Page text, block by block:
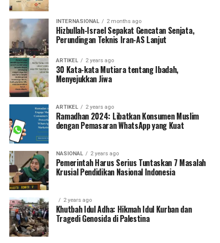
INTERNASIONAL 2 months ago
Hizbullah-Israel Sepakat Gencatan Senjata,
Perundingan Teknis Iran-AS Lanjut
ARTIKEL 2 years ago
30 Kata-kata Mutiara tentang Ibadah,
Menyejukkan Jiwa
ARTIKEL 2 years ago
Ramadhan 2024: Libatkan Konsumen Muslim
dengan Pemasaran WhatsApp yang Kuat
NASIONAL 2 years ago
Pemerintah Harus Serius Tuntaskan 7 Masalah
Krusial Pendidikan Nasional Indonesia
2 years ago
Khutbah Idul Adha: Hikmah Idul Kurban dan
Tragedi Genosida di Palestina